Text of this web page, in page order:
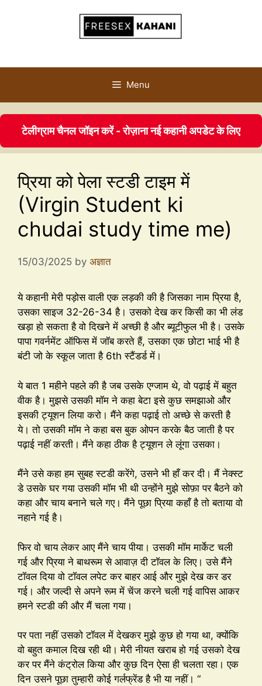
Menu
टेलीग्राम चैनल जॉइन करें - रोज़ाना नई कहानी अपडेट के लिए
प्रिया को पेला स्टडी टाइम में
(Virgin Student ki
chudai study time me)
15/03/2025 by अज्ञात
ये कहानी मेरी पड़ोस वाली एक लड़की की है जिसका नाम प्रिया है,
उसका साइज 32-26-34 है। उसको देख कर किसी का भी लंड
खड़ा हो सकता है वो दिखने में अच्छी है और ब्यूटीफुल भी है। उसके
पापा गवर्नमेंट ऑफिस में जॉब करते हैं, उसका एक छोटा भाई भी है
बंटी जो के स्कूल जाता है 6th स्टैंडर्ड में।
ये बात 1 महीने पहले की है जब उसके एग्जाम थे, वो पढ़ाई में बहुत
वीक है। मुझसे उसकी मॉम ने कहा बेटा इसे कुछ समझाओ और
इसकी ट्यूशन लिया करो। मैंने कहा पढ़ाई तो अच्छे से करती है
ये। तो उसकी मॉम ने कहा बस बुक ओपन करके बैठ जाती है पर
पढ़ाई नहीं करती। मैंने कहा ठीक है ट्यूशन ले लूंगा उसका।
मैंने उसे कहा हम सुबह स्टडी करेंगे, उसने भी हाँ कर दी। मैं नेक्स्ट
डे उसके घर गया उसकी मॉम भी थी उन्होंने मुझे सोफ़ा पर बैठने को
कहा और चाय बनाने चले गए। मैंने पूछा प्रिया कहाँ है तो बताया वो
नहाने गई है।
फिर वो चाय लेकर आए मैंने चाय पीया। उसकी मॉम मार्केट चली
गई और प्रिया ने बाथरूम से आवाज़ दी टॉवल के लिए। उसे मैंने
टॉवल दिया वो टॉवल लपेट कर बाहर आई और मुझे देख कर डर
गई। और जल्दी से अपने रूम में चेंज करने चली गई वापिस आकर
हमने स्टडी की और मैं चला गया।
पर पता नहीं उसको टॉवल में देखकर मुझे कुछ हो गया था, क्योंकि
वो बहुत कमाल दिख रही थी। मेरी नीयत खराब हो गई उसको देख
कर पर मैंने कंट्रोल किया और कुछ दिन ऐसा ही चलता रहा। एक
दिन उसने पूछा तुम्हारी कोई गर्लफ्रेंड है भी या नहीं। “